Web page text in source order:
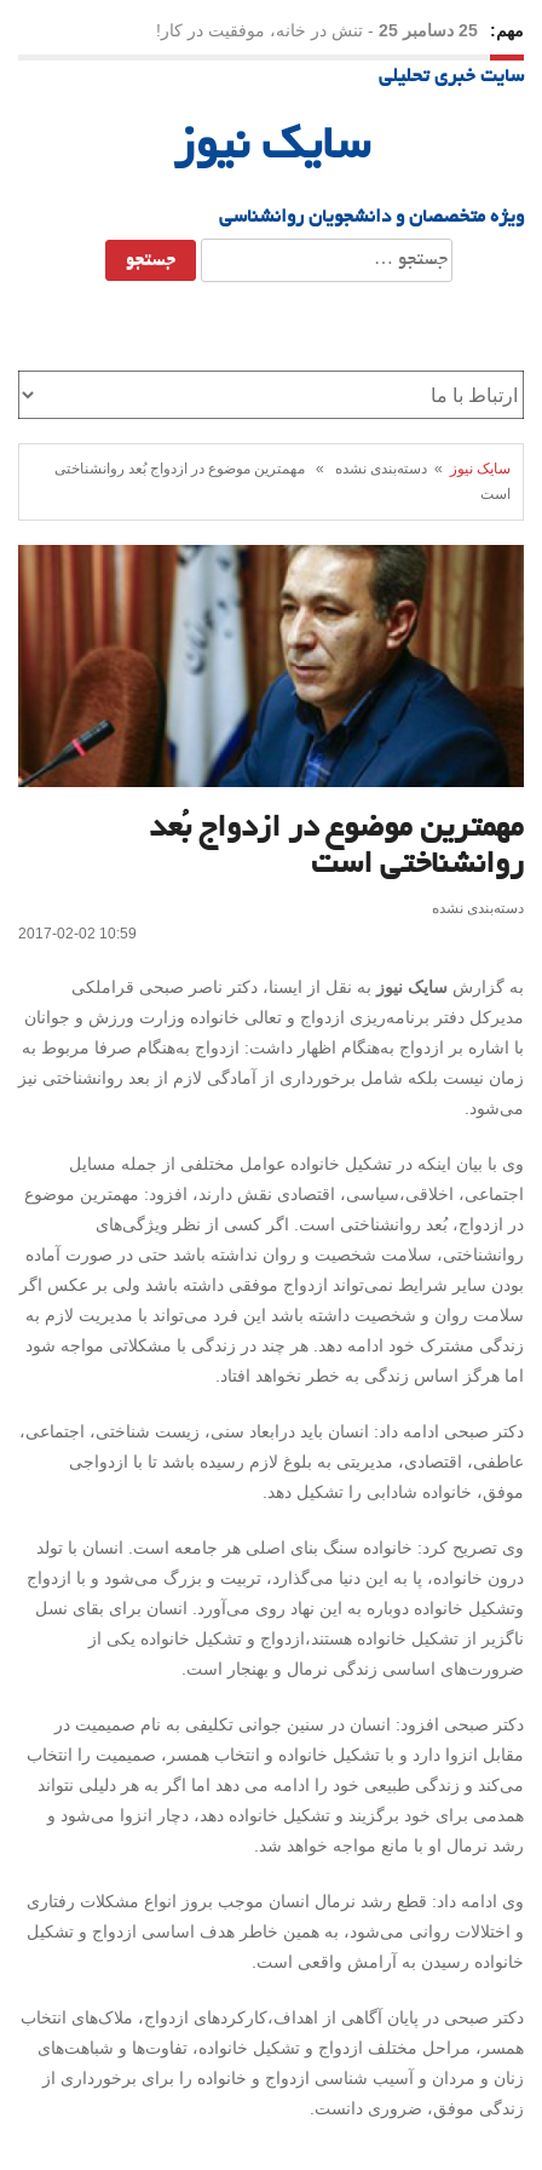
مهم: 25 دسامبر 25 - تنش در خانه، موفقیت در کار!
23 دسامبر 25
-یلدا؛ نماد تاب‌آوری اجتماعی در روزگار دشوار
سایت خبری تحلیلی
سایک نیوز
ویژه متخصصان و دانشجویان روانشناسی
جستجو
برای:
سایک نیوز
» دسته‌بندی نشده » مهمترین موضوع در ازدواج بُعد روانشناختی
است
مهمترین موضوع در ازدواج بُعد
روانشناختی است
دسته‌بندی نشده
2017-02-02 10:59
به گزارش سایک نیوز به نقل از ایسنا، دکتر ناصر صبحی قراملکی
مدیرکل دفتر برنامه‌ریزی ازدواج و تعالی خانواده وزارت ورزش و جوانان
با اشاره بر ازدواج به‌هنگام اظهار داشت: ازدواج به‌هنگام صرفا مربوط به
زمان نیست بلکه شامل برخورداری از آمادگی‌ لازم از بعد روانشناختی نیز
می‌شود.
وی با بیان اینکه در تشکیل خانواده عوامل مختلفی از جمله مسایل
اجتماعی، اخلاقی،سیاسی، اقتصادی نقش دارند، افزود: مهمترین موضوع
در ازدواج، بُعد روانشناختی است. اگر کسی از نظر ویژگی‌های
روانشناختی، سلامت شخصیت و روان نداشته باشد حتی در صورت آماده
بودن سایر شرایط نمی‌تواند ازدواج موفقی داشته باشد ولی بر عکس اگر
سلامت روان و شخصیت داشته باشد این فرد می‌تواند با مدیریت لازم به
زندگی مشترک خود ادامه دهد. هر چند در زندگی با مشکلاتی مواجه شود
اما هرگز اساس زندگی به خطر نخواهد افتاد.
دکتر صبحی ادامه داد: انسان باید درابعاد سنی، زیست شناختی، اجتماعی،
عاطفی، اقتصادی، مدیریتی به بلوغ لازم رسیده باشد تا با ازدواجی
موفق، خانواده شادابی را تشکیل دهد.
وی تصریح کرد: خانواده سنگ بنای اصلی هر جامعه است. انسان با تولد
درون خانواده، پا به این دنیا می‌گذارد، تربیت و بزرگ می‌شود و با ازدواج
وتشکیل خانواده دوباره به این نهاد روی می‌آورد. انسان‌ برای بقای نسل
ناگزیر از تشکیل خانواده هستند،ازدواج و تشکیل خانواده یکی از
ضرورت‌های اساسی زندگی نرمال و بهنجار است.
دکتر صبحی افزود: انسان در سنین جوانی تکلیفی به نام صمیمیت در
مقابل انزوا دارد و با تشکیل خانواده و انتخاب همسر، صمیمیت را انتخاب
می‌کند و زندگی طبیعی خود را ادامه می دهد اما اگر به هر دلیلی نتواند
همدمی برای خود برگزیند و تشکیل خانواده دهد، دچار انزوا می‌شود و
رشد نرمال او با مانع مواجه خواهد شد.
وی ادامه داد: قطع رشد نرمال انسان موجب بروز انواع مشکلات رفتاری
و اختلالات روانی می‌شود، به همین خاطر هدف اساسی ازدواج و تشکیل
خانواده رسیدن به آرامش واقعی است.
دکتر صبحی در پایان آگاهی از اهداف،کارکردهای ازدواج، ملاک‌های انتخاب
همسر، مراحل مختلف ازدواج و تشکیل خانواده، تفاوت‌ها و شباهت‌های
زنان و مردان و آسیب شناسی ازدواج و خانواده را برای برخورداری از
زندگی موفق، ضروری دانست.